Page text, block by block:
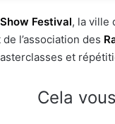
Festival, la ville
de l’association des
et
Cela